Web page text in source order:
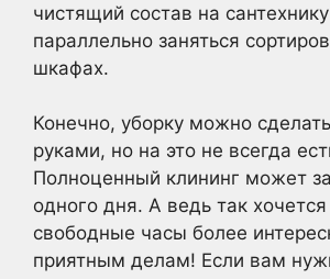
чистящий состав на
параллельно заняться
шкафах.
Конечно, уборку можно
руками, но на это не всегда
Полноценный клининг может
одного дня. А ведь так
свободные часы более
приятным делам! Если вам